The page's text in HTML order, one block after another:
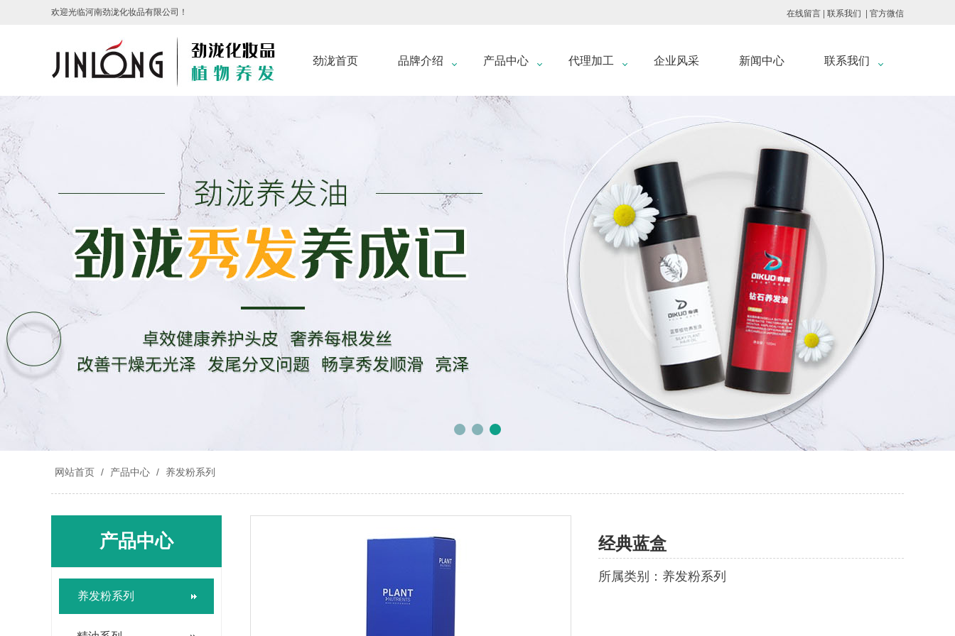
欢迎光临河南劲泷化妆品有限公司！ 在线留言 | 联系我们 | 官方微信
劲泷首页 品牌介绍 产品中心 代理加工 企业风采 新闻中心 联系我们
网站首页 / 产品中心 / 养发粉系列
产品中心
养发粉系列
经典蓝盒
所属类别：养发粉系列